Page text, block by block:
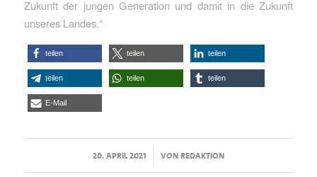
Zukunft der jungen Generation und damit in die Zukunft
unseres Landes.“
teilen teilen teilen
teilen teilen teilen
E-Mail
20. APRIL 2021
/ VONREDAKTION